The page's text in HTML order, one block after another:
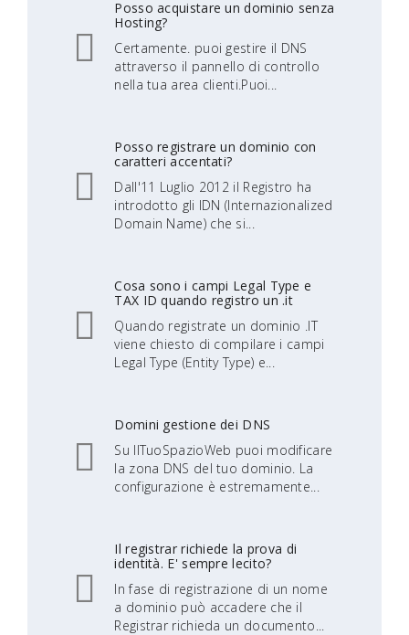
Posso acquistare un dominio senza
Hosting?
Certamente. puoi gestire il DNS
attraverso il pannello di controllo
nella tua area clienti.Puoi...
Posso registrare un dominio con
caratteri accentati?
Dall'11 Luglio 2012 il Registro ha
introdotto gli IDN (Internazionalized
Domain Name) che si...
Cosa sono i campi Legal Type e
TAX ID quando registro un .it
Quando registrate un dominio .IT
viene chiesto di compilare i campi
Legal Type (Entity Type) e...
Domini gestione dei DNS
Su IlTuoSpazioWeb puoi modificare
la zona DNS del tuo dominio. La
configurazione è estremamente...
Il registrar richiede la prova di
identità. E' sempre lecito?
In fase di registrazione di un nome
a dominio può accadere che il
Registrar richieda un documento...